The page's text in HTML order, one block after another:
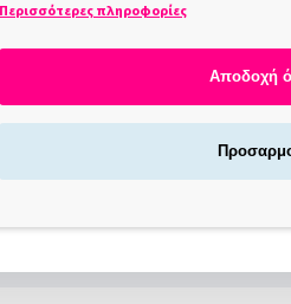
της και χάρη στην πανεύκολη
Παράγει μεγάλης
του φυσικού νυχιού με
Περισσότερες πληροφορίες
Αποδοχή